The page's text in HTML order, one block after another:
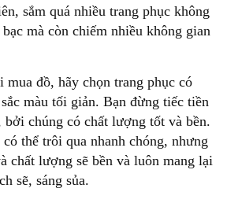
sắm quá nhiều trang phục không
mà còn chiếm nhiều không gian
đồ, hãy chọn trang phục có
màu tối giản. Bạn đừng tiếc tiền
bởi chúng có chất lượng tốt và bền.
thể trôi qua nhanh chóng, nhưng
chất lượng sẽ bền và luôn mang lại
sẽ, sáng sủa.